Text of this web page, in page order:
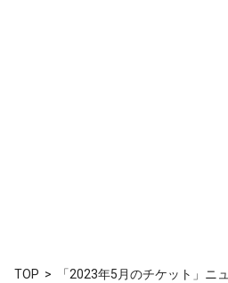
TOP 「2023年5月のチケット」ニ